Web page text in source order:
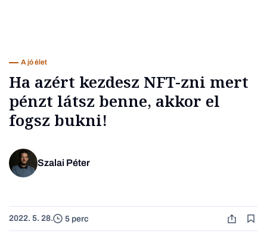
A jó élet
Ha azért kezdesz NFT-zni mert
pénzt látsz benne, akkor el
fogsz bukni!
Szalai Péter
2022. 5. 28. 5 perc